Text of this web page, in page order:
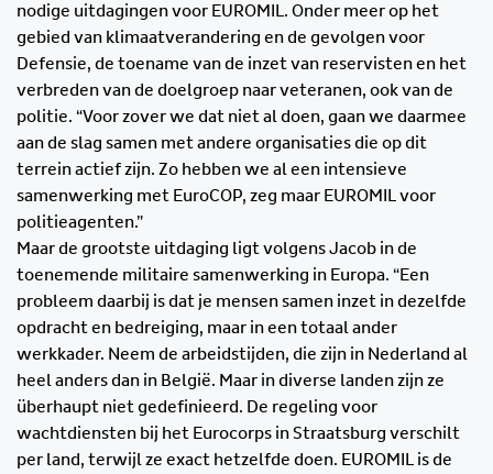
nodige uitdagingen voor EUROMIL. Onder meer op het
gebied van klimaatverandering en de gevolgen voor
Defensie, de toename van de inzet van reservisten en het
verbreden van de doelgroep naar veteranen, ook van de
politie. “Voor zover we dat niet al doen, gaan we daarmee
aan de slag samen met andere organisaties die op dit
terrein actief zijn. Zo hebben we al een intensieve
samenwerking met EuroCOP, zeg maar EUROMIL voor
politieagenten.”
Maar de grootste uitdaging ligt volgens Jacob in de
toenemende militaire samenwerking in Europa. “Een
probleem daarbij is dat je mensen samen inzet in dezelfde
opdracht en bedreiging, maar in een totaal ander
werkkader. Neem de arbeidstijden, die zijn in Nederland al
heel anders dan in België. Maar in diverse landen zijn ze
überhaupt niet gedefinieerd. De regeling voor
wachtdiensten bij het Eurocorps in Straatsburg verschilt
per land, terwijl ze exact hetzelfde doen. EUROMIL is de